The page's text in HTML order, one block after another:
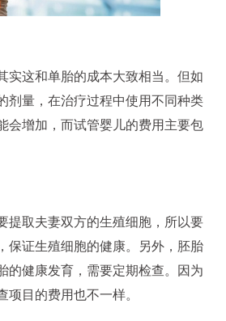
实这和单胎的成本大致相当。但如
剂量，在治疗过程中使用不同种类
会增加，而试管婴儿的费用主要包
提取夫妻双方的生殖细胞，所以要
保证生殖细胞的健康。另外，胚胎
的健康发育，需要定期检查。因为
项目的费用也不一样。